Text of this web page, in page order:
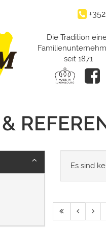
Die Tradition
seit 1871
Es sind